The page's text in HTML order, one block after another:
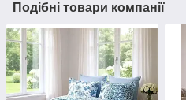
Подібні товари компанії